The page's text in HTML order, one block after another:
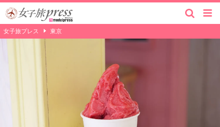
女子旅プレス 東京